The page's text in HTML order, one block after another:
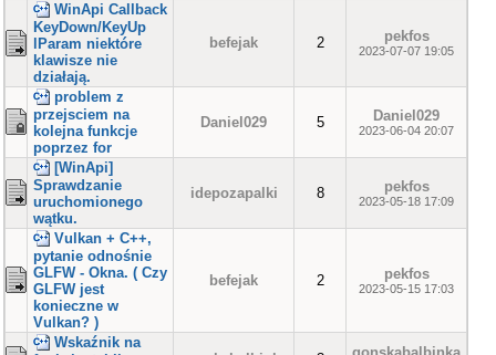
WinApi Callback
KeyDown/KeyUp
lParam niektóre
klawisze nie
działają.
befejak 2 pekfos
2023-07-07 19:05
problem z
przejsciem na
kolejna funkcje
poprzez for
Daniel029 5 Daniel029
2023-06-04 20:07
[WinApi]
Sprawdzanie
uruchomionego
wątku.
idepozapalki 8 pekfos
2023-05-18 17:09
Vulkan + C++,
pytanie odnośnie
GLFW - Okna. ( Czy
GLFW jest
konieczne w
Vulkan? )
befejak 2 pekfos
2023-05-15 17:03
Wskaźnik na